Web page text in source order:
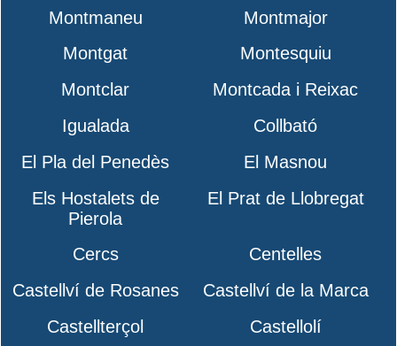
Montmaneu
Montmajor
Montgat
Montesquiu
Montclar
Montcada i Reixac
Igualada
Collbató
El Pla del Penedès
El Masnou
Els Hostalets de
Pierola
El Prat de Llobregat
Cercs
Centelles
Castellví de Rosanes
Castellví de la Marca
Castellterçol
Castellolí